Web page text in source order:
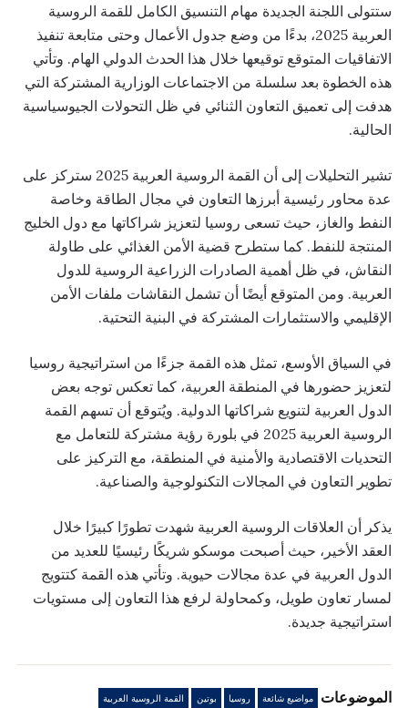
ستتولى اللجنة الجديدة مهام التنسيق الكامل للقمة الروسية
العربية 2025، بدءًا من وضع جدول الأعمال وحتى متابعة تنفيذ
الاتفاقيات المتوقع توقيعها خلال هذا الحدث الدولي الهام. وتأتي
هذه الخطوة بعد سلسلة من الاجتماعات الوزارية المشتركة التي
هدفت إلى تعميق التعاون الثنائي في ظل التحولات الجيوسياسية
الحالية.
تشير التحليلات إلى أن القمة الروسية العربية 2025 ستركز على
عدة محاور رئيسية أبرزها التعاون في مجال الطاقة وخاصة
النفط والغاز، حيث تسعى روسيا لتعزيز شراكاتها مع دول الخليج
المنتجة للنفط. كما ستطرح قضية الأمن الغذائي على طاولة
النقاش، في ظل أهمية الصادرات الزراعية الروسية للدول
العربية. ومن المتوقع أيضًا أن تشمل النقاشات ملفات الأمن
الإقليمي والاستثمارات المشتركة في البنية التحتية.
في السياق الأوسع، تمثل هذه القمة جزءًا من استراتيجية روسيا
لتعزيز حضورها في المنطقة العربية، كما تعكس توجه بعض
الدول العربية لتنويع شراكاتها الدولية. ويُتوقع أن تسهم القمة
الروسية العربية 2025 في بلورة رؤية مشتركة للتعامل مع
التحديات الاقتصادية والأمنية في المنطقة، مع التركيز على
تطوير التعاون في المجالات التكنولوجية والصناعية.
يذكر أن العلاقات الروسية العربية شهدت تطورًا كبيرًا خلال
العقد الأخير، حيث أصبحت موسكو شريكًا رئيسيًا للعديد من
الدول العربية في عدة مجالات حيوية. وتأتي هذه القمة كتتويج
لمسار تعاون طويل، وكمحاولة لرفع هذا التعاون إلى مستويات
استراتيجية جديدة.
الموضوعات مواضيع شائعة روسيا بوتين القمة الروسية العربية